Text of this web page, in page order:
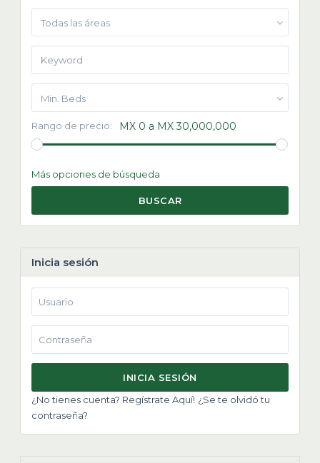
Todas las áreas
Min. Beds
Rango de precio: MX 0 a MX 30,000,000
Más opciones de búsqueda
BUSCAR
Inicia sesión
INICIA SESIÓN
¿No tienes cuenta? Regístrate Aquí! ¿Se te olvidó tu
contraseña?